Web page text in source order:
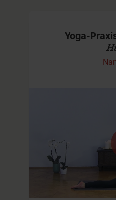
Yoga-
Deine Haltung/ Deine
Deinen Rücken und